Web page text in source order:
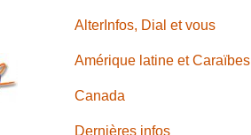
AlterInfos, Dial et vous
Amérique latine et Caraïbes
Canada
Dernières infos